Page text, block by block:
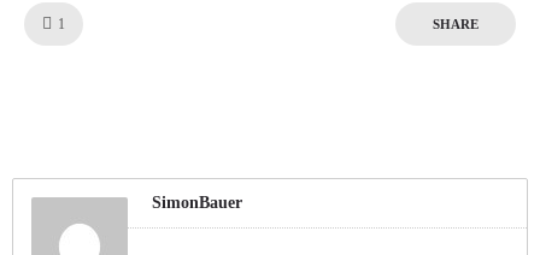
1 SHARE
SimonBauer